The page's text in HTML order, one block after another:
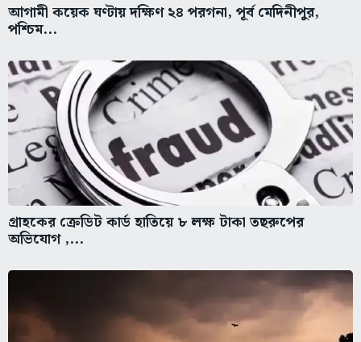
আগামী কয়েক ঘণ্টায় দক্ষিণ ২৪ পরগনা, পূর্ব মেদিনীপুর,
পশ্চিম...
গ্রাহকের ক্রেডিট কার্ড হাতিয়ে ৮ লক্ষ টাকা তছরুপের
অভিযোগ ,...